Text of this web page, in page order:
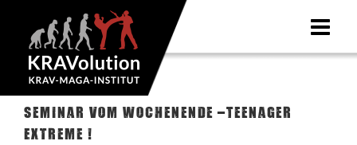
springen
Seminar vom Wochenende –Teenager
Extreme !